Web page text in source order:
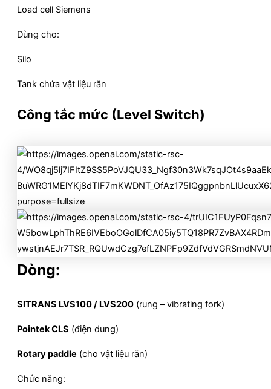
Load cell Siemens
Dùng cho:
Silo
Tank chứa vật liệu rắn
Công tắc mức (Level Switch)
Dòng:
SITRANS LVS100 / LVS200 (rung – vibrating fork)
Pointek CLS (điện dung)
Rotary paddle (cho vật liệu rắn)
Chức năng: